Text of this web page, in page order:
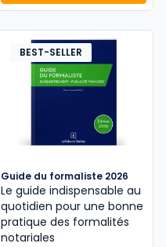
BEST-SELLER
Guide du formaliste 2026
Le guide indispensable au
quotidien pour une bonne
pratique des formalités
notariales